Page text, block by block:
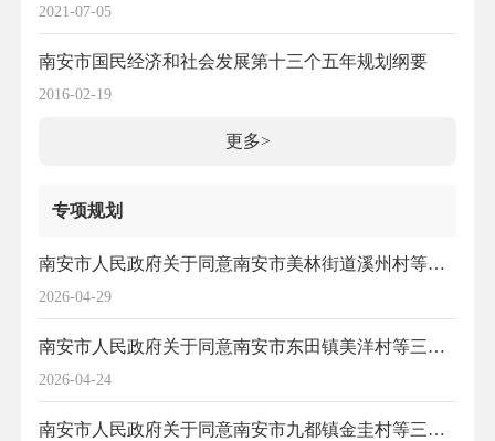
2021-07-05
2016-02-19
南安市国民经济和社会发展第十三个五年规划纲要
更多>
专项规划
2026-04-29
南安市人民政府关于同意南安市美林街道溪州村等两个村庄规划修编的批复
2026-04-24
南安市人民政府关于同意南安市东田镇美洋村等三个村庄规划修编的批复
南安市人民政府关于同意南安市九都镇金圭村等三个村村庄规划修改的批复